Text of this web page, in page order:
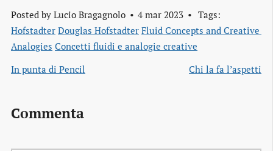
Posted by Lucio Bragagnolo 4 mar 2023
Tags:
Hofstadter Douglas Hofstadter Fluid Concepts and Creative
Analogies Concetti fluidi e analogie creative
In punta di Pencil
Chi la fa l’aspetti
Commenta